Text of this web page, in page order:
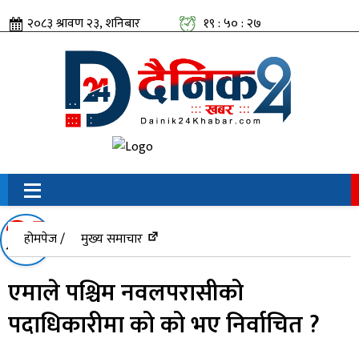
२०८३ श्रावण २३, शनिबार
१९ : ५० : २८
सामाजिक संजालतिर:
होमपेज / मुख्य समाचार
एमाले पश्चिम नवलपरासीको
पदाधिकारीमा को को भए निर्वाचित ?